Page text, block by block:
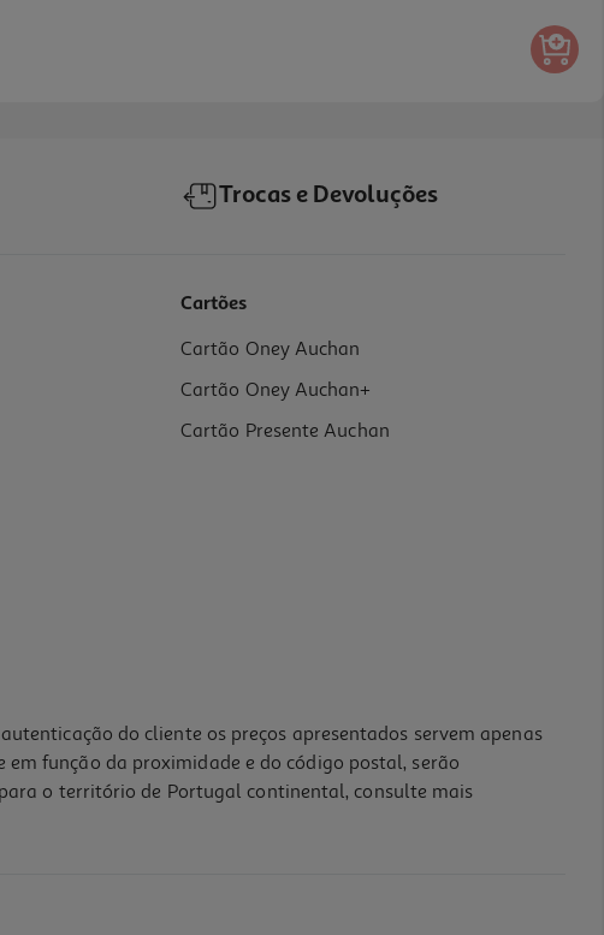
Trocas e Devoluções
Cartões
Cartão Oney Auchan
Cartão Oney Auchan+
Cartão Presente Auchan
do cliente os preços apresentados servem apenas
função da proximidade e do código postal, serão
o território de Portugal continental, consulte mais